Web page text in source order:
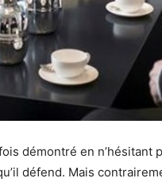
démontré en n’hésitant
défend. Mais